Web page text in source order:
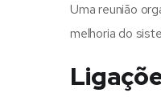
Uma reunião
melhoria do